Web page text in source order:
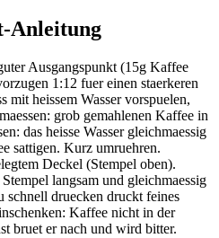
Anleitung
Ausgangspunkt (15g Kaffee
1:12 fuer einen staerkeren
mit heissem Wasser vorspuelen,
grob gemahlenen Kaffee in
das heisse Wasser gleichmaessig
sattigen. Kurz umruehren.
Deckel (Stempel oben).
langsam und gleichmaessig
schnell druecken druckt feines
Kaffee nicht in der
bruet er nach und wird bitter.